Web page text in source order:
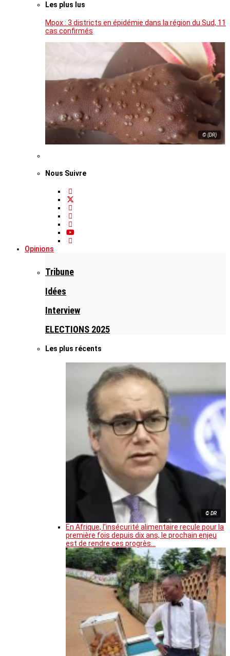
Les plus lus
Mpox : 3 districts en épidémie dans la région du Sud, 11
cas confirmés
© (DR)
Nous Suivre
Opinions
Tribune
Idées
Interview
ELECTIONS 2025
Les plus récents
© DR
En Afrique, l’insécurité alimentaire recule pour la
première fois depuis dix ans, le prochain enjeu
est de rendre ces progrès…